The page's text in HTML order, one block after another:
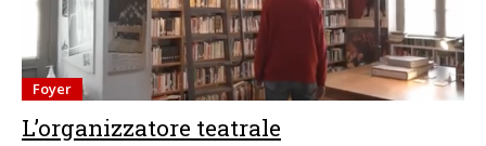
Foyer
L’organizzatore teatrale